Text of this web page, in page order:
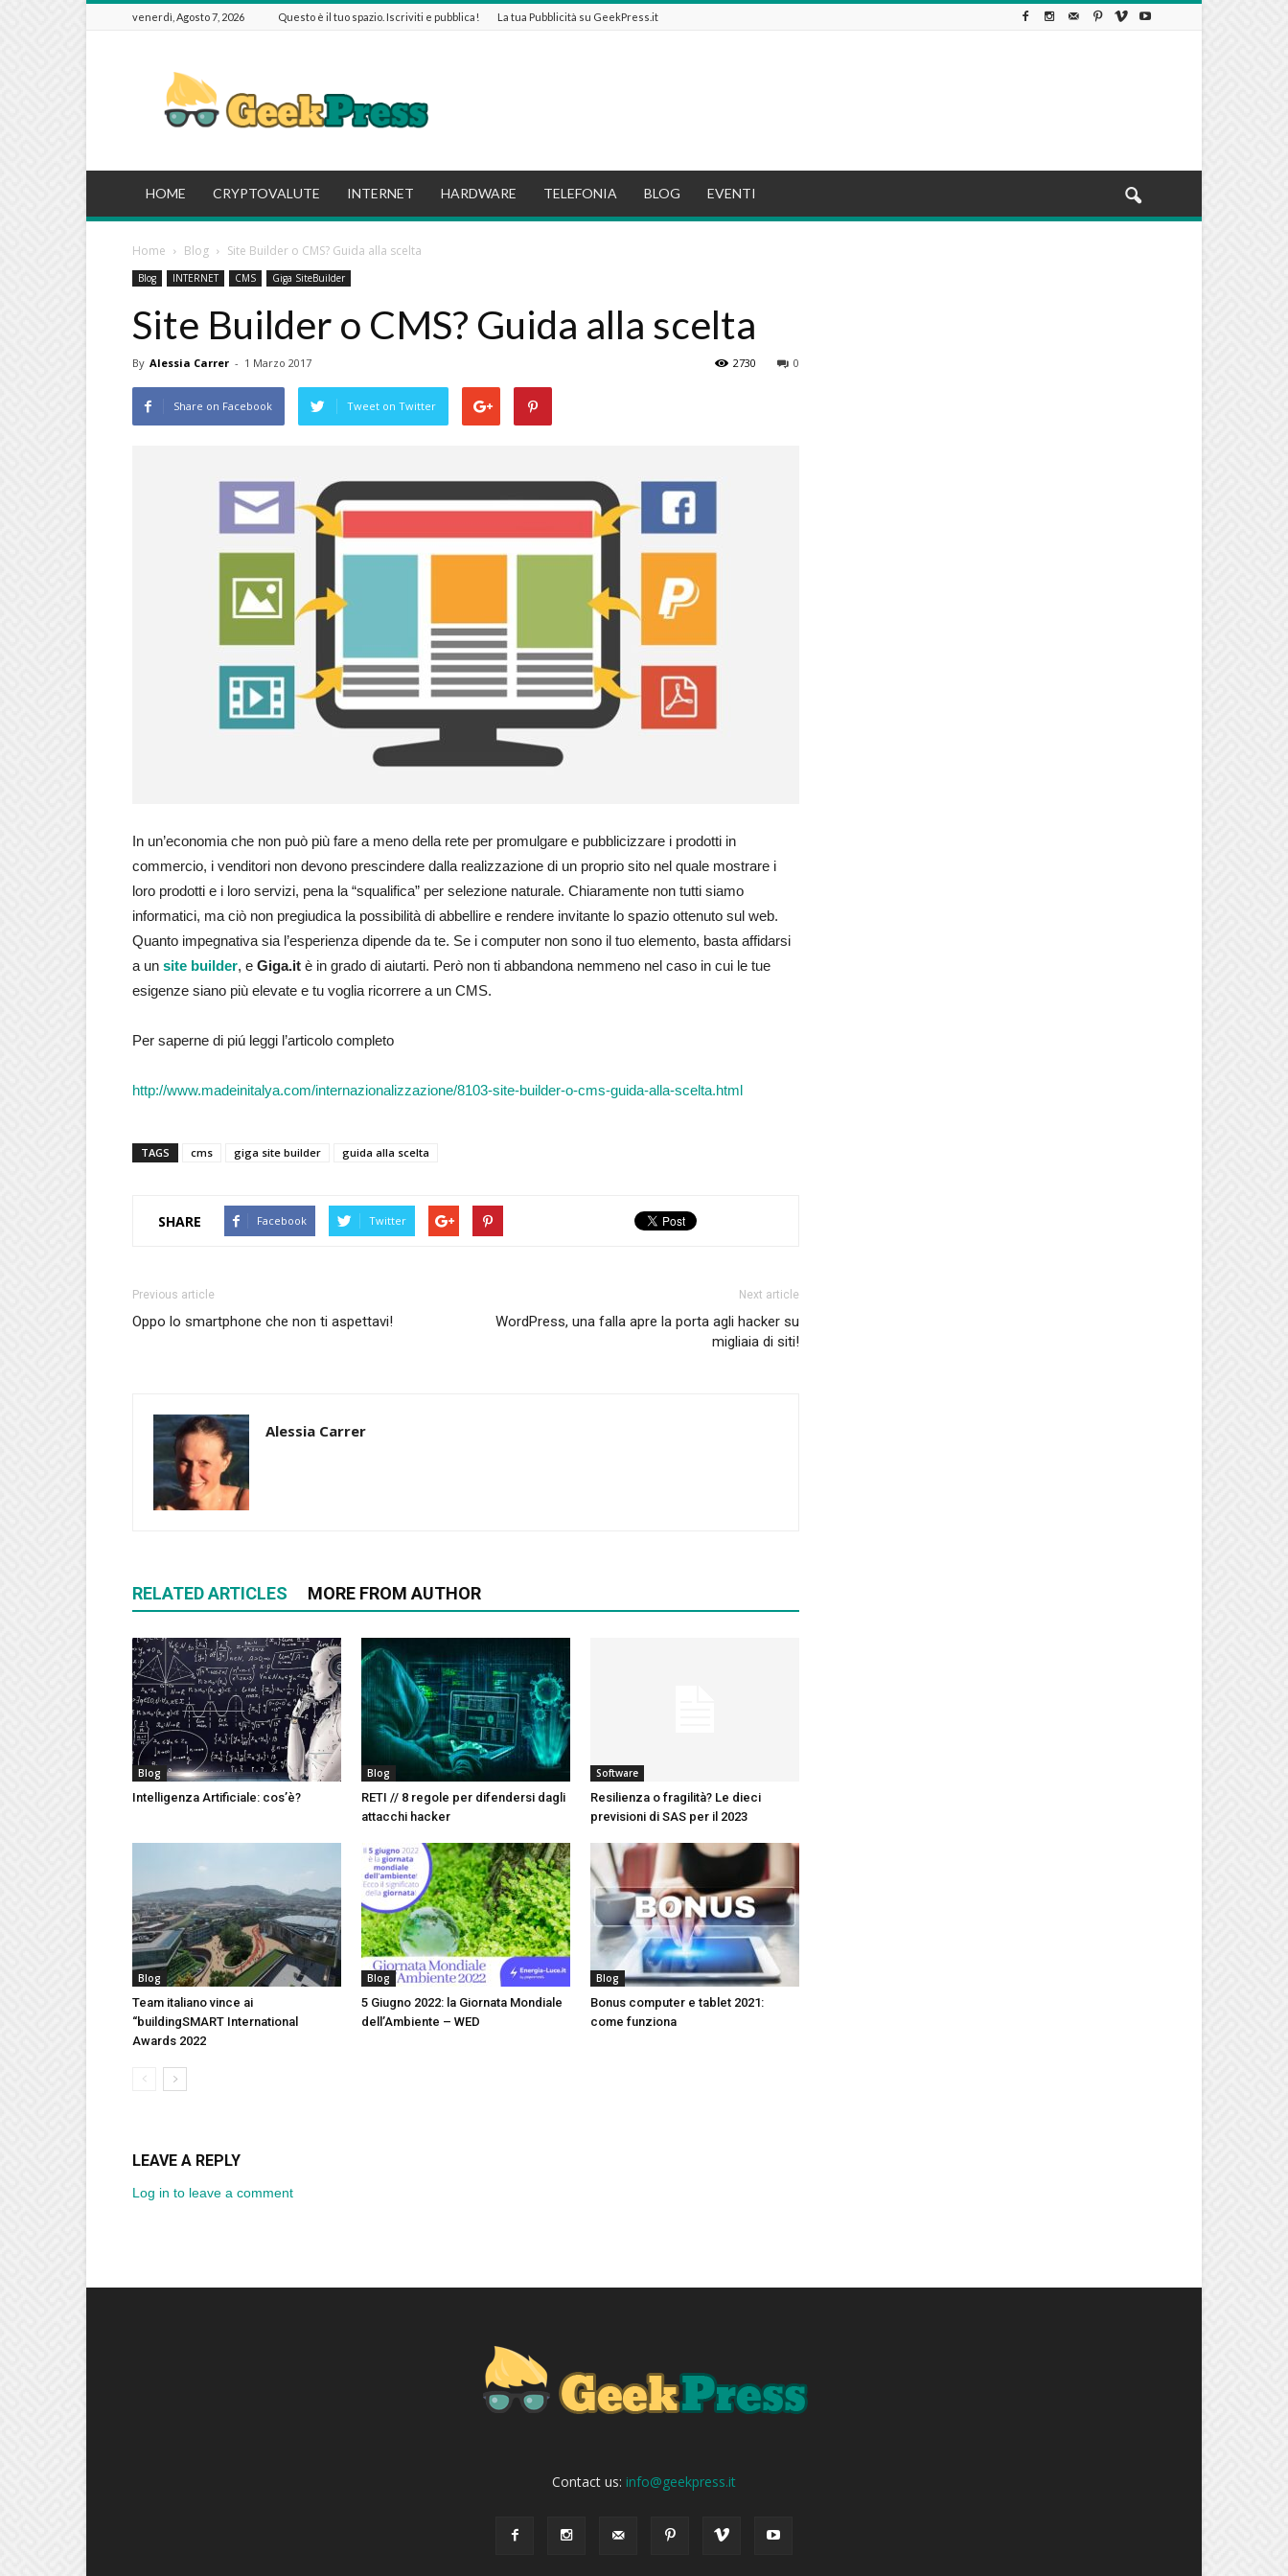
venerdì, Agosto 7, 2026 Questo è il tuo spazio. Iscriviti e pubblica! La tua Pubblicità su GeekPress.it
HOME CRYPTOVALUTE INTERNET HARDWARE TELEFONIA BLOG EVENTI
Home Blog Site Builder o CMS? Guida alla scelta
Blog INTERNET CMS Giga SiteBuilder
Site Builder o CMS? Guida alla scelta
By Alessia Carrer - 1 Marzo 2017 0
2730
Share on Facebook Tweet on Twitter
In un’economia che non può più fare a meno della rete per promulgare e pubblicizzare i prodotti in
commercio, i venditori non devono prescindere dalla realizzazione di un proprio sito nel quale mostrare i
loro prodotti e i loro servizi, pena la “squalifica” per selezione naturale. Chiaramente non tutti siamo
informatici, ma ciò non pregiudica la possibilità di abbellire e rendere invitante lo spazio ottenuto sul web.
Quanto impegnativa sia l’esperienza dipende da te. Se i computer non sono il tuo elemento, basta affidarsi
a un site builder, e Giga.it è in grado di aiutarti. Però non ti abbandona nemmeno nel caso in cui le tue
esigenze siano più elevate e tu voglia ricorrere a un CMS.
Per saperne di piú leggi l’articolo completo
http://www.madeinitalya.com/internazionalizzazione/8103-site-builder-o-cms-guida-alla-scelta.html
TAGS cms giga site builder guida alla scelta
SHARE Facebook Twitter
Previous article
Oppo lo smartphone che non ti aspettavi!
Next article
WordPress, una falla apre la porta agli hacker su
migliaia di siti!
Alessia Carrer
RELATED ARTICLES MORE FROM AUTHOR
Blog
Intelligenza Artificiale: cos’è?
Blog
RETI // 8 regole per difendersi dagli
attacchi hacker
Software
Resilienza o fragilità? Le dieci
previsioni di SAS per il 2023
Blog
Team italiano vince ai
“buildingSMART International
Awards 2022
Blog
5 Giugno 2022: la Giornata Mondiale
dell’Ambiente – WED
Blog
Bonus computer e tablet 2021:
come funziona
LEAVE A REPLY
Log in to leave a comment
Contact us: info@geekpress.it